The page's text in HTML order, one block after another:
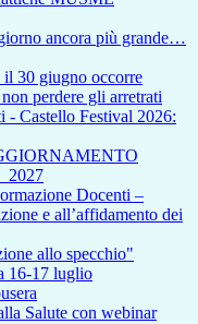
ancora più grande…
30 giugno occorre
perdere gli arretrati
- Castello Festival 2026:
Docenti –
e all’affidamento dei
allo specchio"
16-17 luglio
Salute con webinar